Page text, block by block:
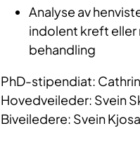
Analyse av
indolent kreft
behandling
PhD-stipendiat:
Hovedveileder: Svein
Biveiledere: Svein